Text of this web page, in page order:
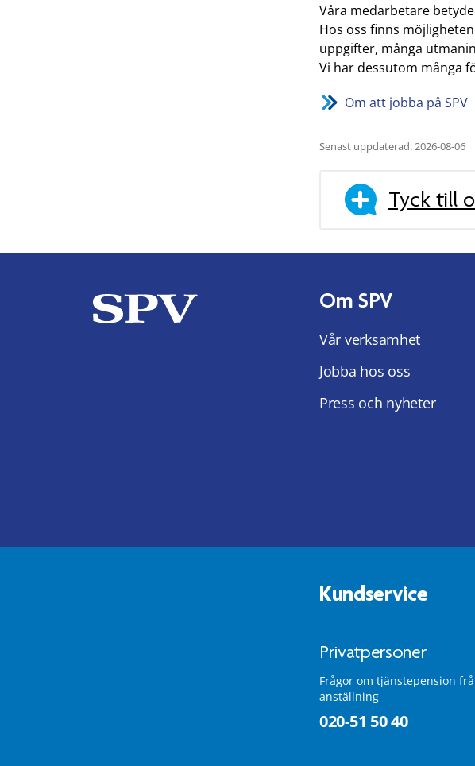
Våra medarbetare
Hos oss finns
uppgifter, många
Vi har dessutom många
Om att jobba på SPV
Senast uppdaterad: 2026-08-06
Tyck till
Om SPV
Vår verksamhet
Jobba hos oss
Press och nyheter
Kundservice
Privatpersoner
Frågor om tjänstepension
anställning
020-51 50 40